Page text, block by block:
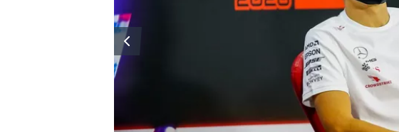
MÁS CATEGORÍAS